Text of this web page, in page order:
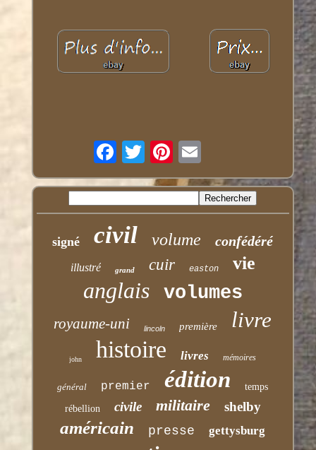
signé civil volume confédéré
illustré grand cuir easton vie
anglais volumes
royaume-uni lincoln première livre
john histoire livres mémoires
général premier édition temps
rébellion civile militaire shelby
américain presse gettysburg